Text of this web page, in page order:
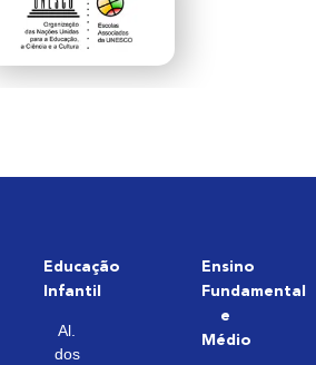
Educação
Infantil
Al.
dos
Ensino
Fundamental
e
Médio